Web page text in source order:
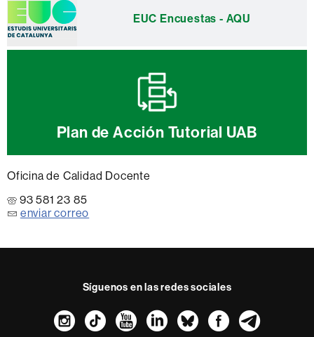
EUC Encuestas - AQU
Plan de Acción Tutorial UAB
Oficina de Calidad Docente
93 581 23 85
enviar correo
Síguenos en las redes sociales
Instagram
TikTokYouTube
LinkedIn
Bluesky